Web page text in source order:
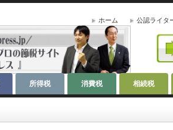
ホーム 公認ライタ
所得税 消費税 相続税